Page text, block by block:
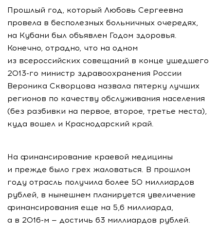
Прошлый год, который Любовь Сергеевна
провела в бесполезных больничных очередях,
на Кубани был объявлен Годом здоровья.
Конечно, отрадно, что на одном
из всероссийских совещаний в конце ушедшего
2013-го министр здравоохранения России
Вероника Скворцова назвала пятерку лучших
регионов по качеству обслуживания населения
(без разбивки на первое, второе, третье места),
куда вошел и Краснодарский край.
На финансирование краевой медицины
и прежде было грех жаловаться. В прошлом
году отрасль получила более 50 миллиардов
рублей, в нынешнем планируется увеличение
финансирования еще на 5,6 миллиарда,
а в 2016-м — достичь 63 миллиардов рублей.